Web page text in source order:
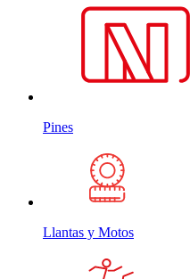
Pines
Llantas y Motos